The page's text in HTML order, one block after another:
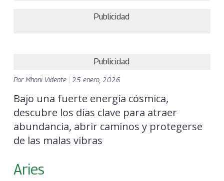
Publicidad
Publicidad
PorMhoni Vidente 25 enero, 2026
Bajo una fuerte energía cósmica,
descubre los días clave para atraer
abundancia, abrir caminos y protegerse
de las malas vibras
Aries